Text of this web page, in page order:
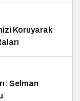
Koruyarak
Selman